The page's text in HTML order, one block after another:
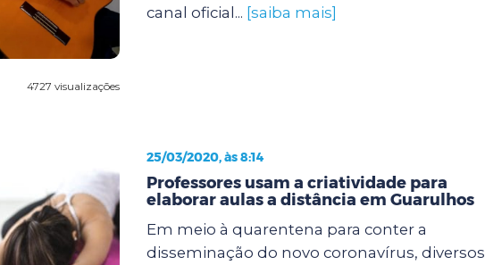
4727 visualizações
canal oficial... [saiba mais]
25/03/2020, às 8:14
Professores usam a criatividade para
elaborar aulas a distância em Guarulhos
Em meio à quarentena para conter a
disseminação do novo coronavírus, diversos